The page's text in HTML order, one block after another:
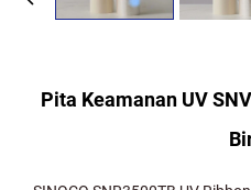
Pita Keamanan UV